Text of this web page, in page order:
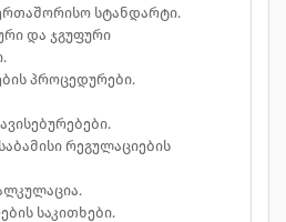
სტანდარტი.
და ჯგუფური
პროცედურები.
რეგულაციების
საკითხები.